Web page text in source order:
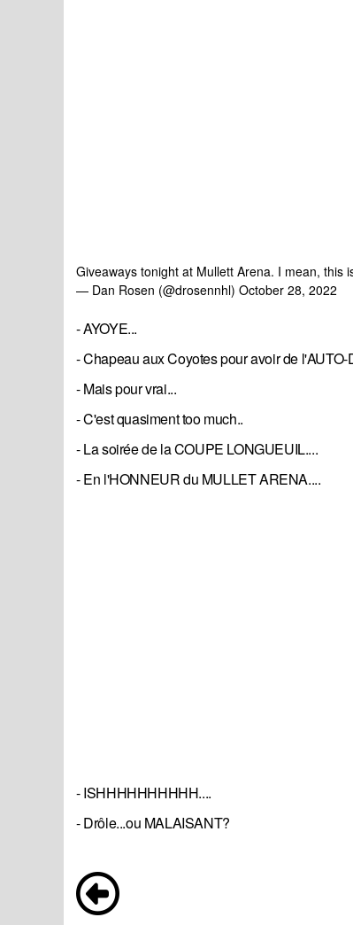
Giveaways tonight at Mullett Arena. I mean, this
— Dan Rosen (@drosennhl) October 28, 2022
- AYOYE...
- Chapeau aux Coyotes pour avoir de l'AUTO-
- Mais pour vrai...
- C'est quasiment too much..
- La soirée de la COUPE LONGUEUIL....
- En l'HONNEUR du MULLET ARENA....
- ISHHHHHHHHHH....
- Drôle...ou MALAISANT?